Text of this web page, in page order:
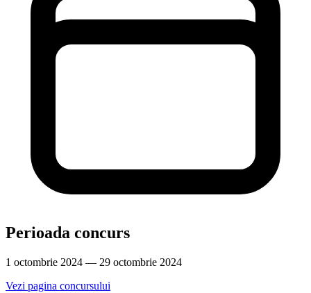
Perioada concurs
1 octombrie 2024 — 29 octombrie 2024
Vezi pagina concursului